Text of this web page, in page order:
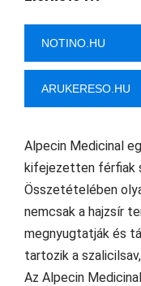
NOTINO.HU
ARUKERESO.HU
Alpecin Medicinal
kifejezetten férfiak
Összetételében
nemcsak a hajzsír
megnyugtatják és
tartozik a
Az Alpecin